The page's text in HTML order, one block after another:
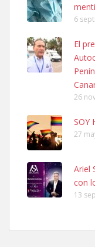
Ninfa perdida
El día 5 se los perdió
calle, se perdió por
Leales.org » Gran
Adopcion
Busco casa de
no la puedo tener.
6
El
26
SOY
27
Ariel
con
13